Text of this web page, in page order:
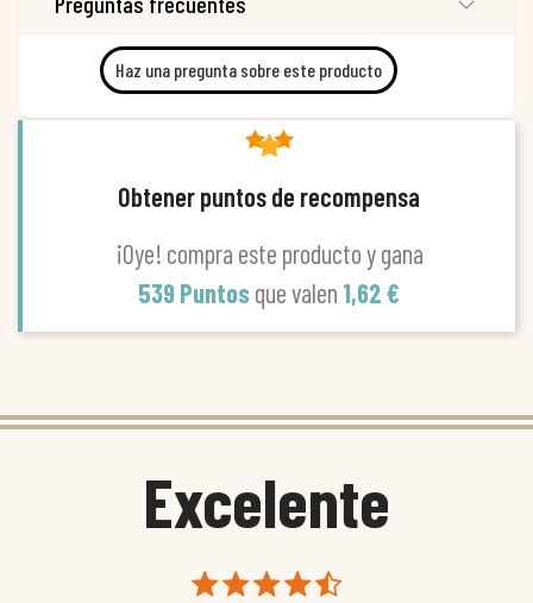
Haz una pregunta sobre este producto
Obtener puntos de recompensa
¡Oye! compra este producto y gana
539 Puntos que valen 1,62 €
Excelente